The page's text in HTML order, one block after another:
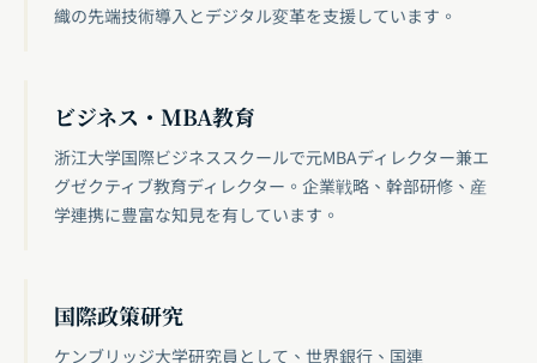
織の先端技術導入とデジタル変革を支援しています。
ビジネス・MBA教育
浙江大学国際ビジネススクールで元MBAディレクター兼エ
グゼクティブ教育ディレクター。企業戦略、幹部研修、産
学連携に豊富な知見を有しています。
国際政策研究
ケンブリッジ大学研究員として、世界銀行、国連